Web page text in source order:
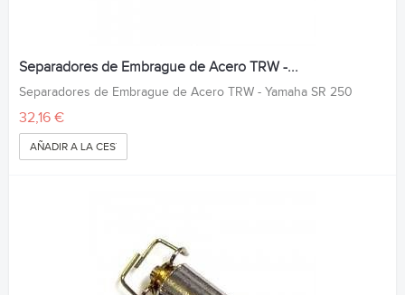
Separadores de Embrague de Acero TRW -...
Separadores de Embrague de Acero TRW - Yamaha SR 250
32,16 €
AÑADIR A LA CESTA